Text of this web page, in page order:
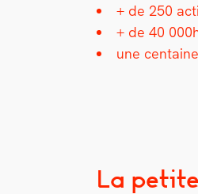
+ de 250
+ de 40
une
La